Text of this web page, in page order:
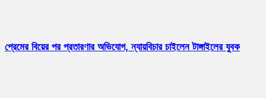
প্রেমের বিয়ের পর প্রতারণার অভিযোগ, ন্যায়বিচার চাইলেন টাঙ্গাইলের যুবক